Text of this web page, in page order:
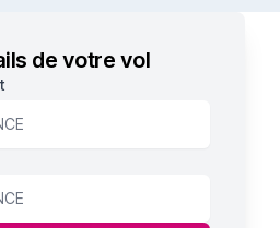
de votre vol